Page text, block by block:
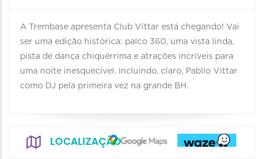
A Trembase apresenta Club Vittar está chegando! Vai
ser uma edição histórica: palco 360, uma vista linda,
pista de dança chiquérrima e atrações incríveis para
uma noite inesquecível. Incluindo, claro, Pabllo Vittar
como DJ pela primeira vez na grande BH.
LOCALIZAÇÃO